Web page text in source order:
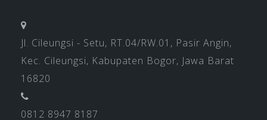
Jl. Cileungsi - Setu, RT.04/RW.01, Pasir Angin,
Kec. Cileungsi, Kabupaten Bogor, Jawa Barat
16820
0812 8947 8187